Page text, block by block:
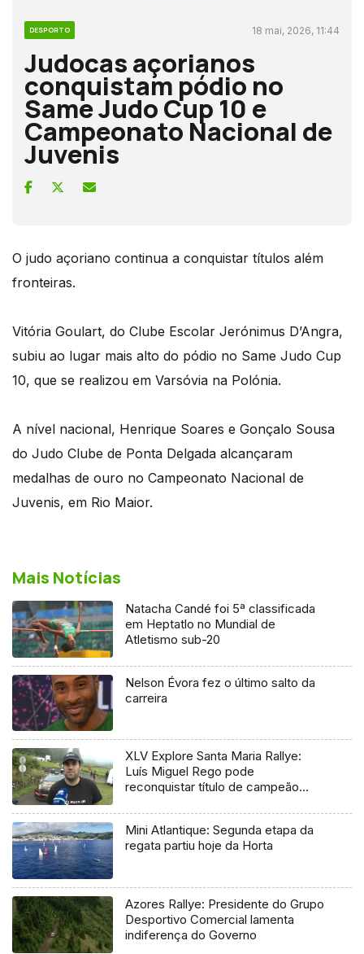
DESPORTO 18 mai, 2026, 11:44
Judocas açorianos
conquistam pódio no
Same Judo Cup 10 e
Campeonato Nacional de
Juvenis
O judo açoriano continua a conquistar títulos além
fronteiras.
Vitória Goulart, do Clube Escolar Jerónimus D’Angra,
subiu ao lugar mais alto do pódio no Same Judo Cup
10, que se realizou em Varsóvia na Polónia.
A nível nacional, Henrique Soares e Gonçalo Sousa
do Judo Clube de Ponta Delgada alcançaram
medalhas de ouro no Campeonato Nacional de
Juvenis, em Rio Maior.
Mais Notícias
Natacha Candé foi 5ª classificada
em Heptatlo no Mundial de
Atletismo sub-20
Nelson Évora fez o último salto da
carreira
XLV Explore Santa Maria Rallye:
Luís Miguel Rego pode
reconquistar título de campeão
Mini Atlantique: Segunda etapa da
regata partiu hoje da Horta
Azores Rallye: Presidente do Grupo
Desportivo Comercial lamenta
indiferença do Governo